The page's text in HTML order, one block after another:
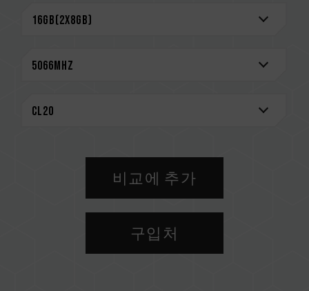
O.C. Profile 원터치 오버클럭 지원
대만발명특허(인증번호: I703920)
CAUTION
브랜드에서 제공하는 QVL(호환성 목록)을 참고하
용량, 주파수, 브랜드, 모델이 상이한 메모리를 혼
용하지 마십시오. 각 세트의 메모리는 호환성 테
비교에 추가
구입처